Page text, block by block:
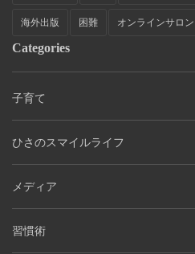
海外出版 困難 オンラインサロン
Categories
子育て
ひさのスマイルライフ
メディア
習慣術